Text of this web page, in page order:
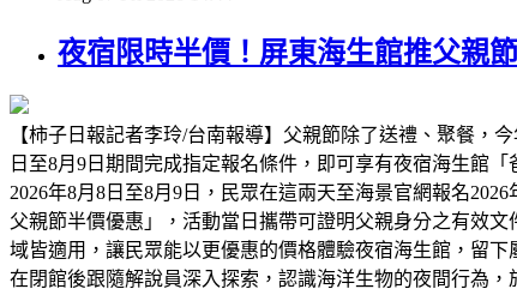
夜宿限時半價！屏東海生館推父親
【柿子日報記者李玲/台南報導】父親節除了送禮、聚餐，
日至8月9日期間完成指定報名條件，即可享有夜宿海生館
2026年8月8日至8月9日，民眾在這兩天至海景官網報名
父親節半價優惠」，活動當日攜帶可證明父親身分之有效
域皆適用，讓民眾能以更優惠的價格體驗夜宿海生館，留
在閉館後跟隨解說員深入探索，認識海洋生物的夜間行為